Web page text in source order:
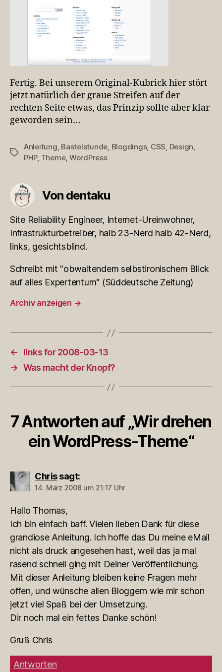
Fertig. Bei unserem Original-Kubrick hier stört
jetzt natürlich der graue Streifen auf der
rechten Seite etwas, das Prinzip sollte aber klar
geworden sein…
Schlagwörter
Anleitung, Bastelstunde, Blogdings, CSS, Design,
PHP, Theme, WordPress
Von dentaku
Site Reliability Engineer, Internet-Ureinwohner,
Infrastrukturbetreiber, halb 23-Nerd halb 42-Nerd,
links, gesichtsblind.
Schreibt mit "obwaltendem selbstironischem Blick
auf alles Expertentum" (Süddeutsche Zeitung)
Archiv anzeigen →
←
links for 2008-03-13
→ Was macht der Knopf?
7 Antworten auf „Wir drehen
ein WordPress-Theme“
Chris sagt:
14. März 2008 um 21:17 Uhr
Hallo Thomas,
Ich bin einfach baff. Vielen lieben Dank für diese
grandiose Anleitung. Ich hoffe das Du meine eMail
nicht als druck angesehen hast, weil das ja mal
rasend schnell ging mit Deiner Veröffentlichung.
Mit dieser Anleitung bleiben keine Fragen mehr
offen, und wünsche allen Bloggern wie mir schon
jetzt viel Spaß bei der Umsetzung.
Dir noch mal ein fettes Danke schön!
Gruß Chris
Antworten